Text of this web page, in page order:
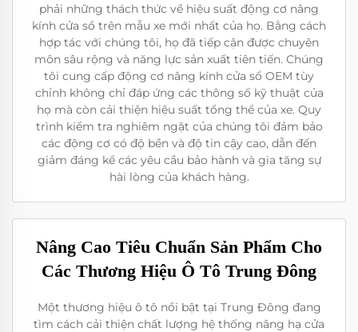
phải những thách thức về hiệu suất động cơ nâng
kính cửa sổ trên mẫu xe mới nhất của họ. Bằng cách
hợp tác với chúng tôi, họ đã tiếp cận được chuyên
môn sâu rộng và năng lực sản xuất tiên tiến. Chúng
tôi cung cấp động cơ nâng kính cửa sổ OEM tùy
chỉnh không chỉ đáp ứng các thông số kỹ thuật của
họ mà còn cải thiện hiệu suất tổng thể của xe. Quy
trình kiểm tra nghiêm ngặt của chúng tôi đảm bảo
các động cơ có độ bền và độ tin cậy cao, dẫn đến
giảm đáng kể các yêu cầu bảo hành và gia tăng sự
hài lòng của khách hàng.
Nâng Cao Tiêu Chuẩn Sản Phẩm Cho
Các Thương Hiệu Ô Tô Trung Đông
Một thương hiệu ô tô nổi bật tại Trung Đông đang
tìm cách cải thiện chất lượng hệ thống nâng hạ cửa